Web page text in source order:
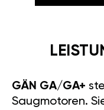
GÄN GA/GA+
Saugmotoren.